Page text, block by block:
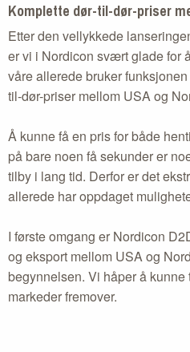
Komplette dør-til-dør-priser
Etter den vellykkede
er vi i Nordicon svært glade for
våre allerede bruker
til-dør-priser mellom USA og
Å kunne få en pris for både
på bare noen få sekunder er
tilby i lang tid. Derfor er det
allerede har oppdaget
I første omgang er Nordicon
og eksport mellom USA og
begynnelsen. Vi håper å
markeder fremover.